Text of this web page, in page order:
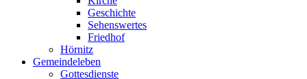
Geschichte
Sehenswertes
Friedhof
Hörnitz
Gemeindeleben
Gottesdienste